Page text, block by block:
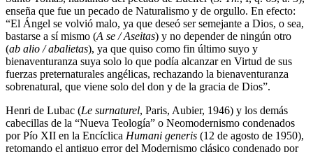
enseña que fue un pecado de Naturalismo y de orgullo. En efecto:
“El Ángel se volvió malo, ya que deseó ser semejante a Dios, o sea,
bastarse a sí mismo (A se / Aseitas) y no depender de ningún otro
(ab alio / abalietas), ya que quiso como fin último suyo y
bienaventuranza suya solo lo que podía alcanzar en Virtud de sus
fuerzas preternaturales angélicas, rechazando la bienaventuranza
sobrenatural, que viene solo del don y de la gracia de Dios”.
Henri de Lubac (Le surnaturel, Paris, Aubier, 1946) y los demás
cabecillas de la “Nueva Teología” o Neomodernismo condenados
por Pío XII en la Encíclica Humani generis (12 de agosto de 1950),
retomando el antiguo error del Modernismo clásico condenado por